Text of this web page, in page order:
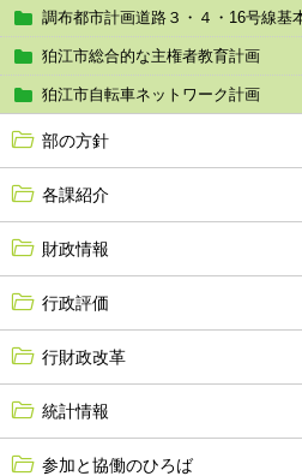
調布都市計画道路３・４・16号線基
狛江市総合的な主権者教育計画
狛江市自転車ネットワーク計画
部の方針
各課紹介
財政情報
行政評価
行財政改革
統計情報
参加と協働のひろば